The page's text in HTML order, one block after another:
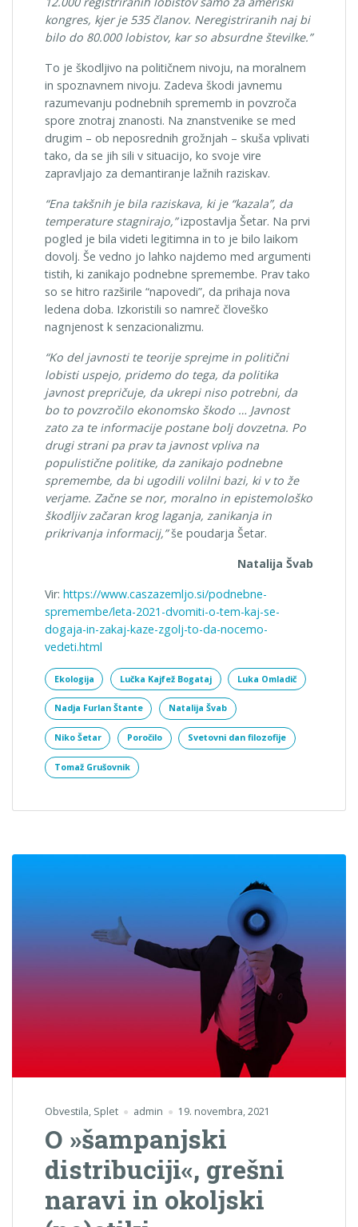
kongres, kjer je 535 članov. Neregistriranih naj bi
bilo do 80.000 lobistov, kar so absurdne številke.”
To je škodljivo na političnem nivoju, na moralnem
in spoznavnem nivoju. Zadeva škodi javnemu
razumevanju podnebnih sprememb in povzroča
spore znotraj znanosti. Na znanstvenike se med
drugim – ob neposrednih grožnjah – skuša vplivati
tako, da se jih sili v situacijo, ko svoje vire
zapravljajo za demantiranje lažnih raziskav.
“Ena takšnih je bila raziskava, ki je “kazala”, da
temperature stagnirajo,”izpostavlja Šetar. Na prvi
pogled je bila videti legitimna in to je bilo laikom
dovolj. Še vedno jo lahko najdemo med argumenti
tistih, ki zanikajo podnebne spremembe. Prav tako
so se hitro razširile “napovedi”, da prihaja nova
ledena doba. Izkoristili so namreč človeško
nagnjenost k senzacionalizmu.
“Ko del javnosti te teorije sprejme in politični
lobisti uspejo, pridemo do tega, da politika
javnost prepričuje, da ukrepi niso potrebni, da
bo to povzročilo ekonomsko škodo … Javnost
zato za te informacije postane bolj dovzetna. Po
drugi strani pa prav ta javnost vpliva na
populistične politike, da zanikajo podnebne
spremembe, da bi ugodili volilni bazi, ki v to že
verjame. Začne se nor, moralno in epistemološko
škodljiv začaran krog laganja, zanikanja in
prikrivanja informacij,”še poudarja Šetar.
Natalija Švab
Vir: https://www.caszazemljo.si/podnebne-
spremembe/leta-2021-dvomiti-o-tem-kaj-se-
dogaja-in-zakaj-kaze-zgolj-to-da-nocemo-
vedeti.html
Ekologija Lučka Kajfež Bogataj Luka Omladič
Nadja Furlan Štante Natalija Švab
Niko Šetar Poročilo Svetovni dan filozofije
Tomaž Grušovnik
Obvestila, Splet admin 19. novembra, 2021
O »šampanjski
distribuciji«, grešni
naravi in okoljski